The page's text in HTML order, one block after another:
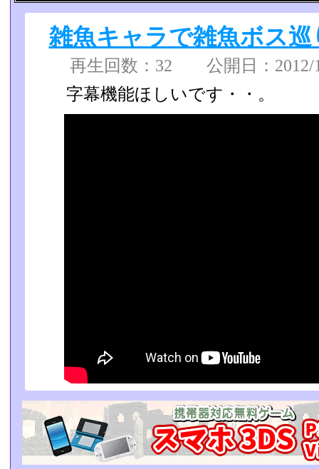
雑魚キャラで雑魚ボス
再生回数：32 公開日：2012/
字幕機能ほしいです・・。